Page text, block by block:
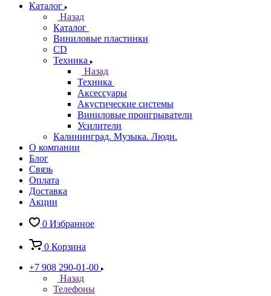
Каталог
Назад
Каталог
Виниловые пластинки
CD
Техника
Назад
Техника
Аксессуары
Акустические системы
Виниловые проигрыватели
Усилители
Калининград. Музыка. Люди.
О компании
Блог
Связь
Оплата
Доставка
Акции
0 Избранное
0 Корзина
+7 908 290-01-00
Назад
Телефоны